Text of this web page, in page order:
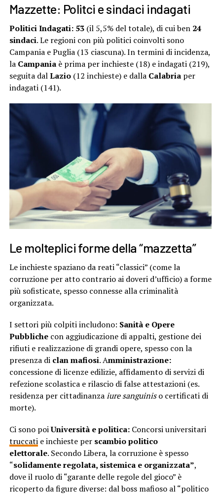
Mazzette: Politci e sindaci indagati
Politici Indagati: 53(il 5,5% del totale), di cui ben 24
sindaci. Le regioni con più politici coinvolti sono
Campania e Puglia (13 ciascuna). In termini di incidenza,
la Campaniaè prima per inchieste (18) e indagati (219),
seguita dalLazio(12 inchieste) e dalla Calabriaper
indagati (141).
Le molteplici forme della “mazzetta”
Le inchieste spaziano da reati “classici” (come la
corruzione per atto contrario ai doveri d’ufficio) a forme
più sofisticate, spesso connesse alla criminalità
organizzata.
I settori più colpiti includono: Sanità e Opere
Pubbliche con aggiudicazione di appalti, gestione dei
rifiuti e realizzazione di grandi opere, spesso con la
presenza di clan mafiosi. Amministrazione:
concessione di licenze edilizie, affidamento di servizi di
refezione scolastica e rilascio di false attestazioni (es.
residenza per cittadinanzaiure sanguiniso certificati di
morte).
Ci sono poiUniversità e politica:Concorsi universitari
truccatie inchieste per scambio politico
elettorale. Secondo Libera, la corruzione è spesso
“solidamente regolata, sistemica e organizzata”,
dove il ruolo di “garante delle regole del gioco” è
ricoperto da figure diverse: dal boss mafioso al “politico